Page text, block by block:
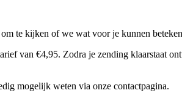
te kijken of we wat voor je kunnen
van €4,95. Zodra je zending klaarstaat
mogelijk weten via onze contactpagina.